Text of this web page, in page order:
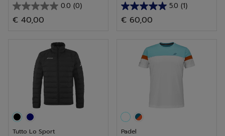
0.0 (0)
0.0
su
€ 40,00
5.0 (1)
5.0
su
stelle.
recensione
€ 60,00
Tutto Lo Sport Padel